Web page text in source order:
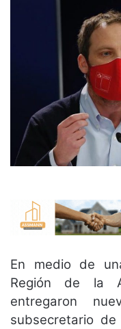
En medio de
Región de la
entregaron
subsecretario de